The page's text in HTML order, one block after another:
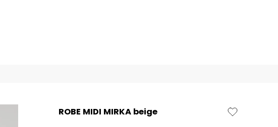
ROBE MIDI MIRKA beige